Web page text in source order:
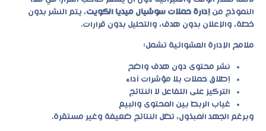
النموذج من إدارة حملات سوشيال ميديا الكويت، يتم النشر بدون
خطة، والإعلان بدون هدف، والتحليل بدون قرارات.
ملامح الإدارة العشوائية تشمل:
نشر محتوى دون هدف واضح
إطلاق حملات بلا مؤشرات أداء
التركيز على التفاعل لا النتائج
غياب الربط بين المحتوى والبيع
وبرغم الجهد المبذول، تظل النتائج ضعيفة وغير مستقرة.